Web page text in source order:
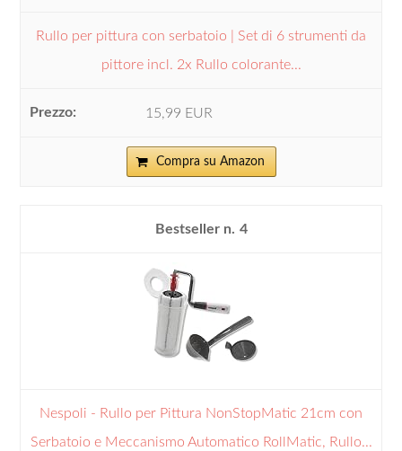
Rullo per pittura con serbatoio | Set di 6 strumenti da
pittore incl. 2x Rullo colorante...
15,99 EUR
Compra su Amazon
4
Nespoli - Rullo per Pittura NonStopMatic 21cm con
Serbatoio e Meccanismo Automatico RollMatic, Rullo...